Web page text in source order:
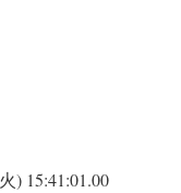
) 15:41:01.00